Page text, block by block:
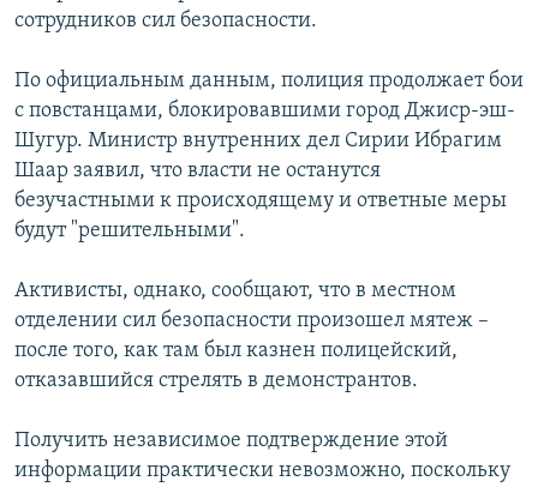
СИБИРЬ.РЕАЛИИ
РАСПИСАНИЕ ВЕЩАНИЯ
ПОДПИШИТЕСЬ НА РАССЫЛКУ
СОЦИАЛЬНЫЕ СЕТИ
Все сайты РСЕ/РС
сотрудников сил безопасности.
По официальным данным, полиция продолжает бои
с повстанцами, блокировавшими город Джиср-эш-
Шугур. Министр внутренних дел Сирии Ибрагим
Шаар заявил, что власти не останутся
безучастными к происходящему и ответные меры
будут "решительными".
Активисты, однако, сообщают, что в местном
отделении сил безопасности произошел мятеж –
после того, как там был казнен полицейский,
отказавшийся стрелять в демонстрантов.
Получить независимое подтверждение этой
информации практически невозможно, поскольку